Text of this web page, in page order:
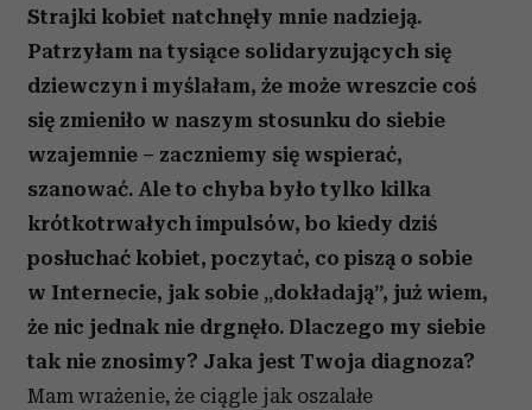
Strajki kobiet natchnęły mnie nadzieją.
Patrzyłam na tysiące solidaryzujących się
dziewczyn i myślałam, że może wreszcie coś
się zmieniło w naszym stosunku do siebie
wzajemnie – zaczniemy się wspierać,
szanować. Ale to chyba było tylko kilka
krótkotrwałych impulsów, bo kiedy dziś
posłuchać kobiet, poczytać, co piszą o sobie
w Internecie, jak sobie „dokładają”, już wiem,
że nic jednak nie drgnęło. Dlaczego my siebie
tak nie znosimy? Jaka jest Twoja diagnoza?
Mam wrażenie, że ciągle jak oszalałe